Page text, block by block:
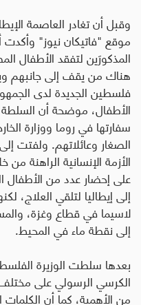
وقبل أن تغادر العاصمة
موقع "فاتيكان نيوز"
المذكورَين لتفقد الأطفال
هناك من يقف إلى جانبهم
فلسطين الجديدة لدى
الأطفال، موضحة أن السلطة
سفارتها في روما ووزارة
الصغار وعائلاتهم. ولفتت
الأزمة الإنسانية الراهنة
على إحضار عدد من الأطفال
إلى إيطاليا لتلقي العلاج،
لاسيما في قطاع وغزة،
إلى نقطة ماء في المحيط.
بعدها سلطت الوزيرة
الكرسي الرسولي على
من الأهمية، كما أن الكلمات